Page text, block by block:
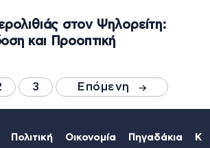
στον Ψηλορείτη:
και Προοπτική
3 Επόμενη
Πολιτική Οικονομία Πηγαδάκια